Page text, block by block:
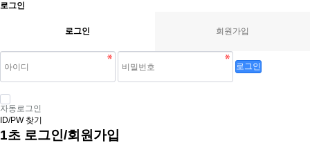
로그인
로그인 회원가입
로그인
자동로그인
ID/PW 찾기
1초 로그인/회원가입